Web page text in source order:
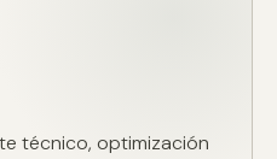
técnico, optimización